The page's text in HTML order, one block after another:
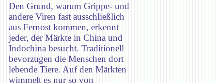
Den Grund, warum Grippe- und
andere Viren fast ausschließlich
aus Fernost kommen, erkennt
jeder, der Märkte in China und
Indochina besucht. Traditionell
bevorzugen die Menschen dort
lebende Tiere. Auf den Märkten
wimmelt es nur so von